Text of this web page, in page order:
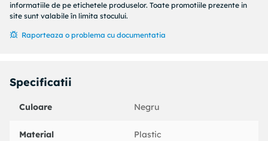
informatiile de pe etichetele produselor. Toate promotiile prezente in
site sunt valabile în limita stocului.
Raporteaza o problema cu documentatia
Specificatii
Culoare Negru
Material Plastic